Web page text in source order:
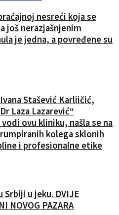
nesreći koja se
još nerazjašnjenim
je jedna, a povređene su
Stašević Karliičić,
Laza Lazarević“
ovu kliniku, našla se na
kolega sklonih
i profesionalne etike
u jeku. DVIJE
NOVOG PAZARA